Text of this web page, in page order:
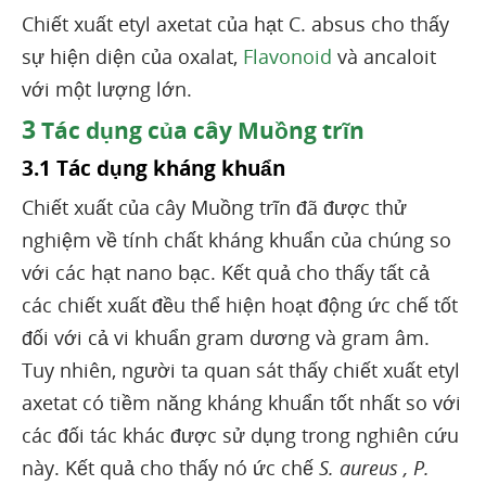
Chiết xuất etyl axetat của hạt C. absus cho thấy
sự hiện diện của oxalat, Flavonoid và ancaloit
với một lượng lớn.
3Tác dụng của cây Muồng trĩn
3.1 Tác dụng kháng khuẩn
Chiết xuất của cây Muồng trĩn đã được thử
nghiệm về tính chất kháng khuẩn của chúng so
với các hạt nano bạc. Kết quả cho thấy tất cả
các chiết xuất đều thể hiện hoạt động ức chế tốt
đối với cả vi khuẩn gram dương và gram âm.
Tuy nhiên, người ta quan sát thấy chiết xuất etyl
axetat có tiềm năng kháng khuẩn tốt nhất so với
các đối tác khác được sử dụng trong nghiên cứu
này. Kết quả cho thấy nó ức chế S. aureus , P.